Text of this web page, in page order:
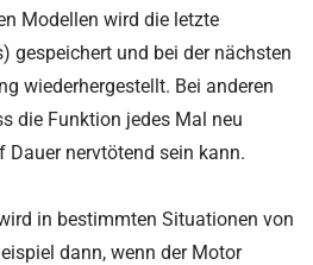
Modellen wird die letzte
gespeichert und bei der nächsten
wiederhergestellt. Bei anderen
die Funktion jedes Mal neu
Dauer nervtötend sein kann.
in bestimmten Situationen von
dann, wenn der Motor